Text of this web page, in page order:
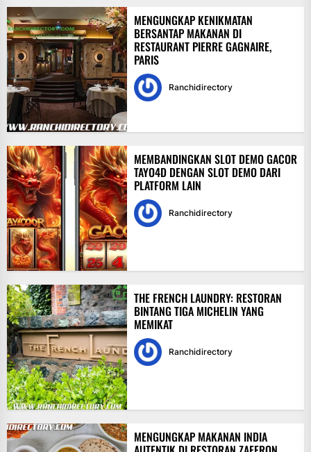
MENGUNGKAP KENIKMATAN
BERSANTAP MAKANAN DI
RESTAURANT PIERRE GAGNAIRE,
PARIS
Ranchidirectory
MEMBANDINGKAN SLOT DEMO GACOR
TAYO4D DENGAN SLOT DEMO DARI
PLATFORM LAIN
Ranchidirectory
THE FRENCH LAUNDRY: RESTORAN
BINTANG TIGA MICHELIN YANG
MEMIKAT
Ranchidirectory
MENGUNGKAP MAKANAN INDIA